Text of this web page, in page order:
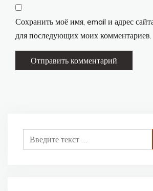
Сохранить моё имя, email и адрес
для последующих моих комментариев.
for: